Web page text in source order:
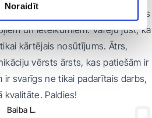
Noraidīt
savus novērojumus, apvienojot tos
un ieteikumiem. Varēju just, ka
kārtējais nosūtījums. Ātrs,
vērsts ārsts, kas patiešām ir
ir svarīgs ne tikai padarītais darbs,
kvalitāte. Paldies!
Baiba L.